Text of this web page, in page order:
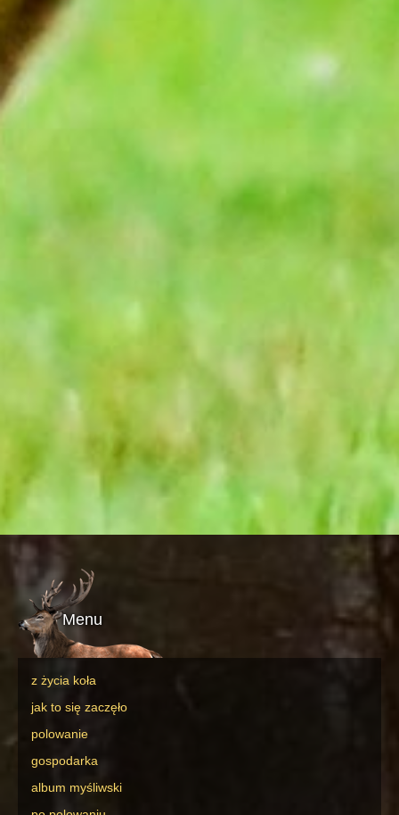
Menu
z życia koła
jak to się zaczęło
polowanie
gospodarka
album myśliwski